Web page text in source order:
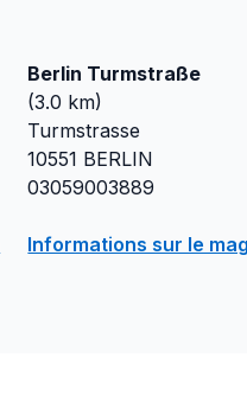
Berlin Turmstraße
(3.0 km)
Turmstrasse
10551 BERLIN
03059003889
Informations sur le